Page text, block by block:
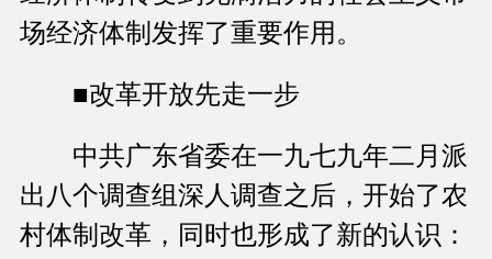
场经济体制发挥了重要作用。
■改革开放先走一步
中共广东省委在一九七九年二月派
出八个调查组深人调查之后，开始了农
村体制改革，同时也形成了新的认识：